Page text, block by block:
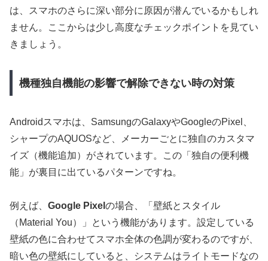
は、スマホのさらに深い部分に原因が潜んでいるかもしれ
ません。ここからは少し高度なチェックポイントを見てい
きましょう。
機種独自機能の影響で解除できない時の対策
Androidスマホは、SamsungのGalaxyやGoogleのPixel、
シャープのAQUOSなど、メーカーごとに独自のカスタマ
イズ（機能追加）がされています。この「独自の便利機
能」が裏目に出ているパターンですね。
例えば、 Google Pixel の場合、「壁紙とスタイル
（Material You）」という機能があります。設定している
壁紙の色に合わせてスマホ全体の色調が変わるのですが、
暗い色の壁紙にしていると、システムはライトモードなの